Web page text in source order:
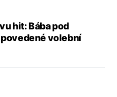
hit: Bába pod
volební